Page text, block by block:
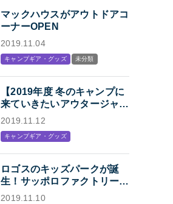
マックハウスがアウトドアコ
ーナーOPEN
2019.11.04
キャンプギア・グッズ 未分類
【2019年度 冬のキャンプに
来ていきたいアウタージャケ
ット特集】キャンプ・アウト
トドアブランド各社のジャケ
ットまとめ【Mens】
2019.11.12
キャンプギア・グッズ
ロゴスのキッズパークが誕
生！サッポロファクトリー内
「KIDS STATION
2019.11.10